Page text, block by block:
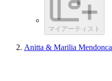
マイアーティスト
Anitta & Marilia Mendonca